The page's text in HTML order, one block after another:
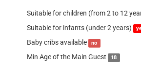
Suitable for children (from 2 to 12
Suitable for infants (under 2 years)
Baby cribs available no
Min Age of the Main Guest 18